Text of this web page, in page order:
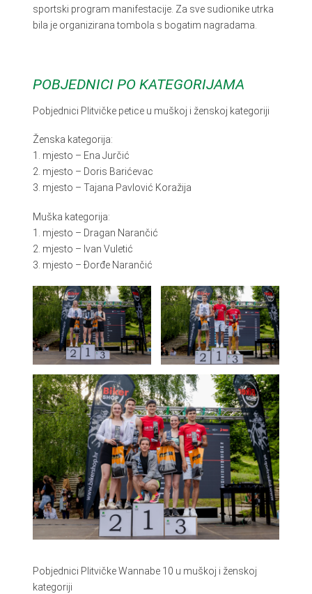
sportski program manifestacije. Za sve sudionike utrka
bila je organizirana tombola s bogatim nagradama.
POBJEDNICI PO KATEGORIJAMA
Pobjednici Plitvičke petice u muškoj i ženskoj kategoriji
Ženska kategorija:
1. mjesto – Ena Jurčić
2. mjesto – Doris Barićevac
3. mjesto – Tajana Pavlović Koražija
Muška kategorija:
1. mjesto – Dragan Narančić
2. mjesto – Ivan Vuletić
3. mjesto – Đorđe Narančić
Pobjednici Plitvičke Wannabe 10 u muškoj i ženskoj
kategoriji